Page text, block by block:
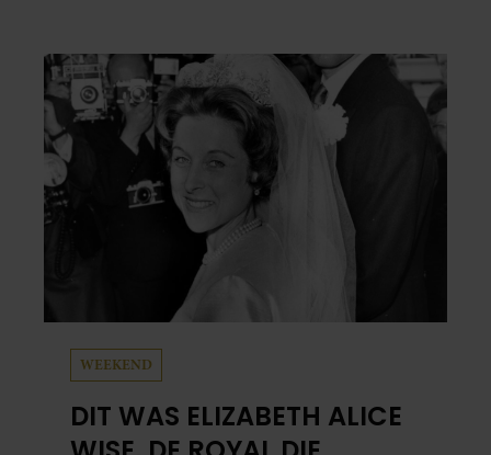
welke levenslessen haar vandaag de dag het
meest bezighouden.
WEEKEND
DIT WAS ELIZABETH ALICE